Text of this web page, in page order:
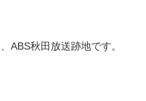
ABS秋田放送跡地です。